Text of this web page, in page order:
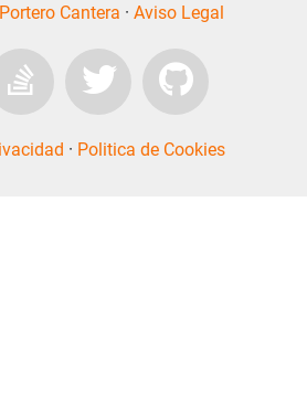
Cantera · Aviso Legal
· Politica de Cookies